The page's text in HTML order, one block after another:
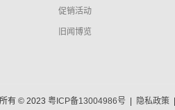
促销活动
旧闻博览
有 © 2023 粤ICP备13004986号 隐私政策